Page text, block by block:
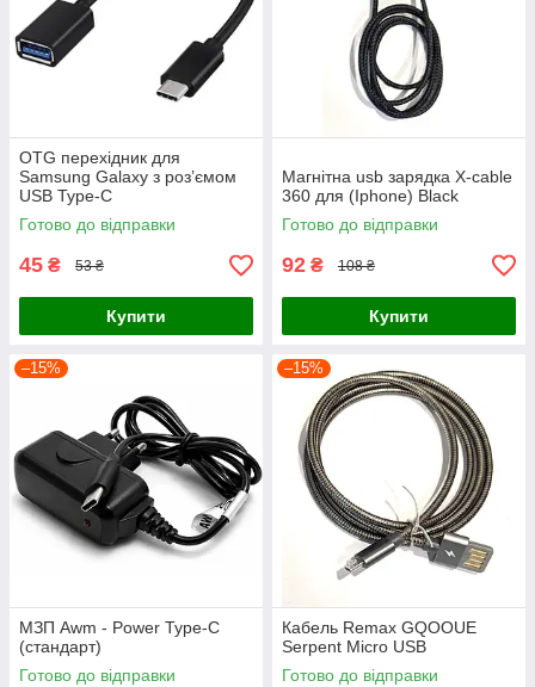
OTG перехідник для
Samsung Galaxy з роз’ємом
USB Type-C
Готово до відправки
45 ₴ 53 ₴
Купити
Магнітна usb зарядка X-cable
360 для (Iphone) Black
Готово до відправки
92 ₴ 108 ₴
Купити
–15%
МЗП Awm - Power Type-C
(стандарт)
Готово до відправки
–15%
Кабель Remax GQOOUE
Serpent Micro USB
Готово до відправки